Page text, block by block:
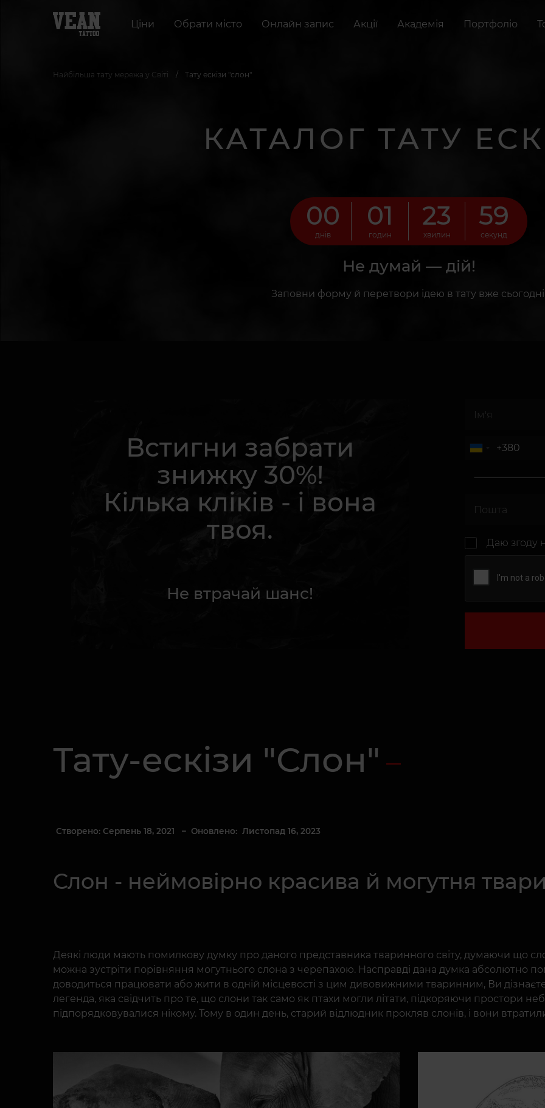
Ціни Обрати місто Онлайн запис Акції Академія Портфоліо
Найбільша тату мережа у Світі Тату ескізи "слон"
КАТАЛОГ ТАТУ
00
днів
01
годин
23
хвилин
57
секунд
Не думай — дій!
Заповни форму й перетвори ідею в тату вже сьогодні.
Встигни забрати
знижку 30%!
Кілька кліків - і вона
твоя.
Не втрачай шанс!
Даю згоду
Тату-ескізи "Слон"
Створено: Серпень 18, 2021 – Оновлено: Листопад 16, 2023
Слон - неймовірно красива й могутня
Деякі люди мають помилкову думку про даного представника тваринного світу, думаючи що
можна зустріти порівняння могутнього слона з черепахою. Насправді дана думка абсолютно
доводиться працювати або жити в одній місцевості з цим дивовижними тваринним, Ви
легенда, яка свідчить про те, що слони так само як птахи могли літати, підкоряючи простори
підпорядковувалися нікому. Тому в один день, старий відлюдник прокляв слонів, і вони